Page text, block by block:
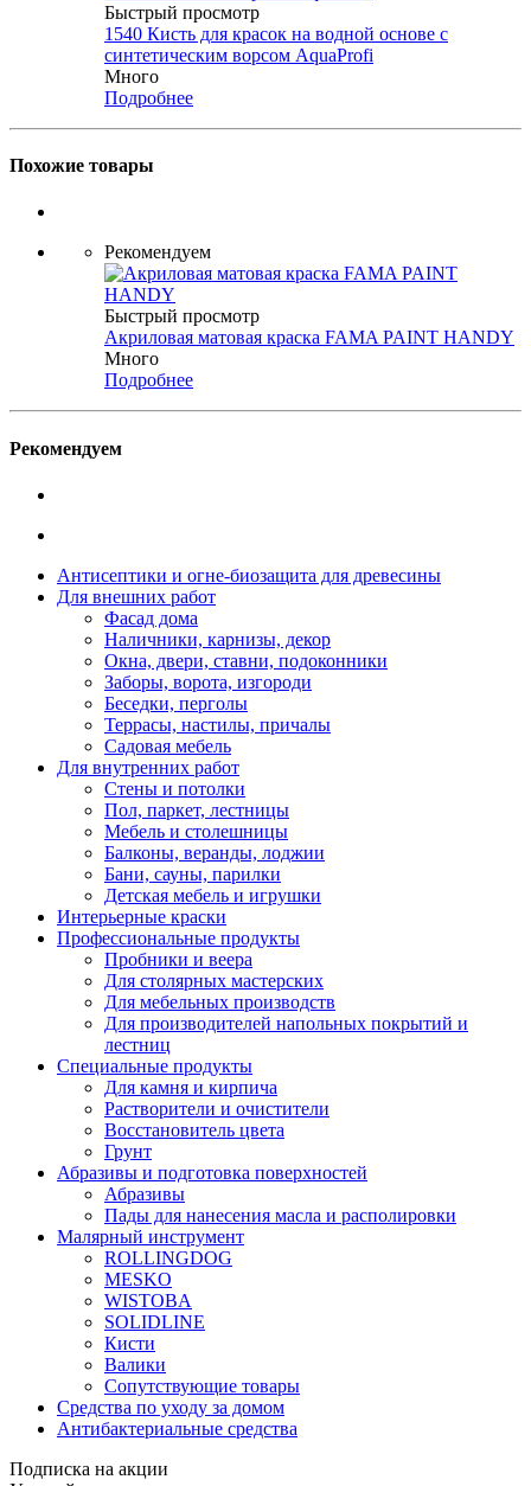
Быстрый просмотр
1540 Кисть для красок на водной основе с
синтетическим ворсом AquaProfi
Много
Подробнее
Похожие товары
Рекомендуем
Быстрый просмотр
Акриловая матовая краска FAMA PAINT HANDY
Много
Подробнее
Рекомендуем
Антисептики и огне-биозащита для древесины
Для внешних работ
Фасад дома
Наличники, карнизы, декор
Окна, двери, ставни, подоконники
Заборы, ворота, изгороди
Беседки, перголы
Террасы, настилы, причалы
Садовая мебель
Для внутренних работ
Стены и потолки
Пол, паркет, лестницы
Мебель и столешницы
Балконы, веранды, лоджии
Бани, сауны, парилки
Детская мебель и игрушки
Интерьерные краски
Профессиональные продукты
Пробники и веера
Для столярных мастерских
Для мебельных производств
Для производителей напольных покрытий и
лестниц
Специальные продукты
Для камня и кирпича
Растворители и очистители
Восстановитель цвета
Грунт
Абразивы и подготовка поверхностей
Абразивы
Пады для нанесения масла и располировки
Малярный инструмент
ROLLINGDOG
MESKO
WISTOBA
SOLIDLINE
Кисти
Валики
Сопутствующие товары
Средства по уходу за домом
Антибактериальные средства
Подписка на акции